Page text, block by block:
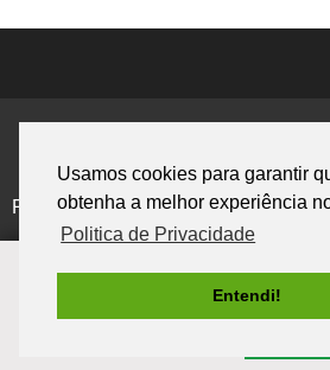
Usamos cookies para garantir
obtenha a melhor experiência
Politica de Privacidade
Entendi!
Politica de Privacidade